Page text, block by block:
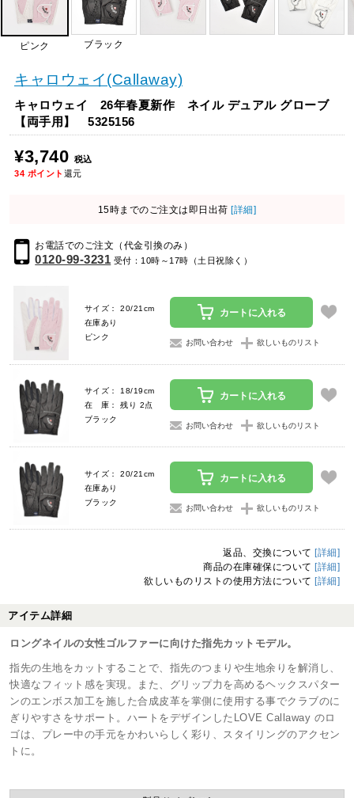
ピンク ブラック
キャロウェイ(Callaway)
キャロウェイ 26年春夏新作 ネイル デュアル グローブ
【両手用】 5325156
¥3,740 税込
34 ポイント 還元
15時までのご注文は即日出荷 [詳細]
お電話でのご注文（代金引換のみ）
0120-99-3231 受付：10時～17時（土日祝除く）
サイズ： 20/21cm
在庫あり
ピンク
カートに入れる
お問い合わせ 欲しいものリスト
サイズ： 18/19cm
在 庫： 残り 2点
ブラック
カートに入れる
お問い合わせ 欲しいものリスト
サイズ： 20/21cm
在庫あり
ブラック
カートに入れる
お問い合わせ 欲しいものリスト
返品、交換について [詳細]
商品の在庫確保について [詳細]
欲しいものリストの使用方法について [詳細]
アイテム詳細
ロングネイルの女性ゴルファーに向けた指先カットモデル。
指先の生地をカットすることで、指先のつまりや生地余りを解消し、
快適なフィット感を実現。また、グリップ力を高めるヘックスパター
ンのエンボス加工を施した合成皮革を掌側に使用する事でクラブのに
ぎりやすさをサポート。ハートをデザインしたLOVE Callaway のロ
ゴは、プレー中の手元をかわいらしく彩り、スタイリングのアクセン
トに。